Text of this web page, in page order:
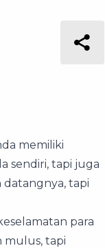
memiliki
sendiri, tapi juga
datangnya, tapi
para
mulus, tapi